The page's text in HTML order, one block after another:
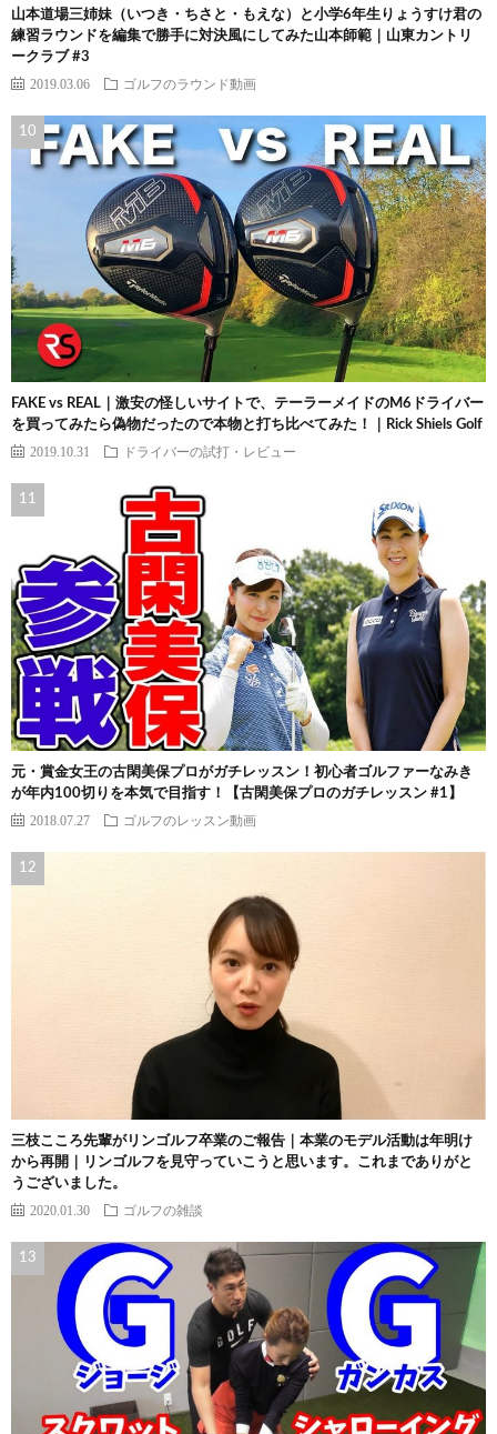
山本道場三姉妹（いつき・ちさと・もえな）と小学6年生りょうすけ君の
練習ラウンドを編集で勝手に対決風にしてみた山本師範｜山東カントリ
ークラブ #3
2019.03.06 ゴルフのラウンド動画
FAKE vs REAL｜激安の怪しいサイトで、テーラーメイドのM6ドライバー
を買ってみたら偽物だったので本物と打ち比べてみた！｜Rick Shiels Golf
2019.10.31 ドライバーの試打・レビュー
元・賞金女王の古閑美保プロがガチレッスン！初心者ゴルファーなみき
が年内100切りを本気で目指す！【古閑美保プロのガチレッスン #1】
2018.07.27 ゴルフのレッスン動画
三枝こころ先輩がリンゴルフ卒業のご報告｜本業のモデル活動は年明け
から再開｜リンゴルフを見守っていこうと思います。これまでありがと
うございました。
2020.01.30 ゴルフの雑談